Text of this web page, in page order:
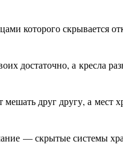
которого скрывается
достаточно, а кресла
друг другу, а мест
— скрытые системы